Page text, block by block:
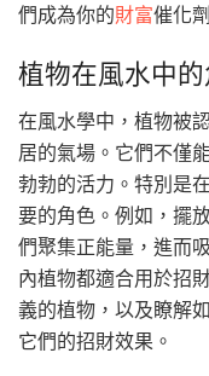
們成為你的財富催化
植物在風水中
在風水學中，植物被
居的氣場。它們不僅
勃勃的活力。特別是
要的角色。例如，擺
們聚集正能量，進而
內植物都適合用於招
義的植物，以及瞭解
它們的招財效果。